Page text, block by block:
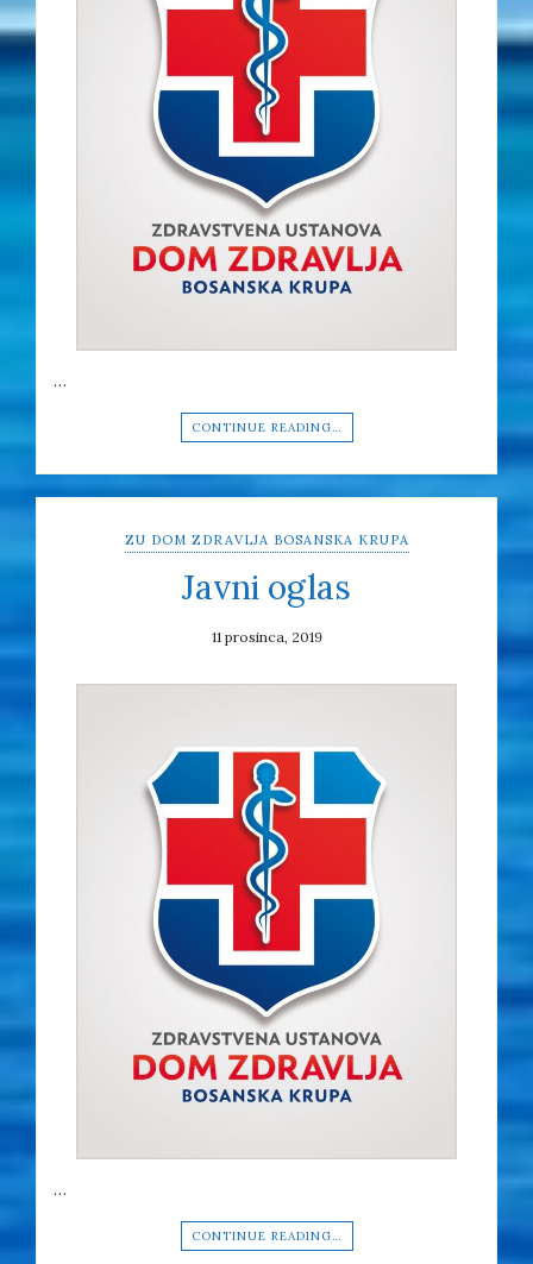
…
CONTINUE READING…
ZU DOM ZDRAVLJA BOSANSKA KRUPA
Javni oglas
11 prosinca, 2019
…
CONTINUE READING…